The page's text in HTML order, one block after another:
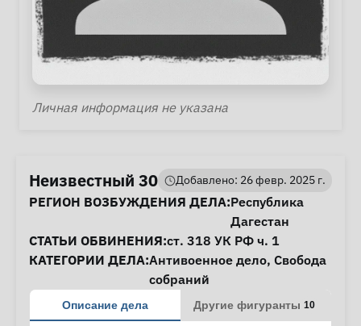
Личная информация
Личная информация не указана
Неизвестный 30 Добавлено: 26 февр. 2025 г.
Информация о деле
РЕГИОН ВОЗБУЖДЕНИЯ ДЕЛА:Республика
Дагестан
СТАТЬИ ОБВИНЕНИЯ:ст. 318 УК РФ ч. 1
КАТЕГОРИИ ДЕЛА:Антивоенное дело, Свобода
собраний
Описание дела Другие фигуранты 10